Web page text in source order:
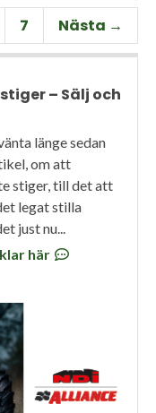
7 Nästa →
– Sälj och
länge sedan
om att
stiger, till det att
legat stilla
just nu...
här